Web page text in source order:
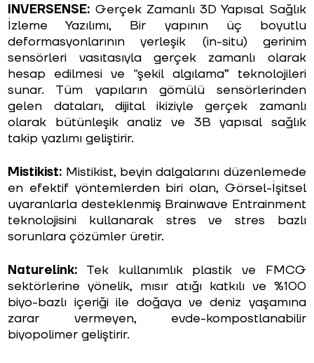
INVERSENSE: Gerçek Zamanlı 3D Yapısal Sağlık
İzleme Yazılımı, Bir yapının üç boyutlu
deformasyonlarının yerleşik (in-situ) gerinim
sensörleri vasıtasıyla gerçek zamanlı olarak
hesap edilmesi ve "şekil algılama” teknolojileri
sunar. Tüm yapıların gömülü sensörlerinden
gelen dataları, dijital ikiziyle gerçek zamanlı
olarak bütünleşik analiz ve 3B yapısal sağlık
takip yazlımı geliştirir.
Mistikist: Mistikist, beyin dalgalarını düzenlemede
en efektif yöntemlerden biri olan, Görsel-İşitsel
uyaranlarla desteklenmiş Brainwave Entrainment
teknolojisini kullanarak stres ve stres bazlı
sorunlara çözümler üretir.
Naturelink: Tek kullanımlık plastik ve FMCG
sektörlerine yönelik, mısır atığı katkılı ve %100
biyo-bazlı içeriği ile doğaya ve deniz yaşamına
zarar vermeyen, evde-kompostlanabilir
biyopolimer geliştirir.